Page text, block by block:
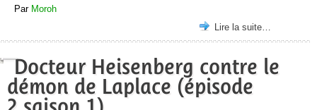
Par Moroh
Lire la suite…
Docteur Heisenberg contre le
démon de Laplace (épisode